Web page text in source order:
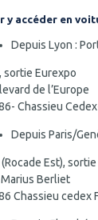
y accéder en
Depuis Lyon :
sortie Eurexpo
de l’Europe
Chassieu
Depuis Paris/
Est),
Marius Berliet
Chassieu cedex